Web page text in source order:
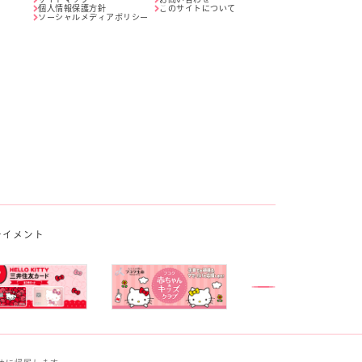
個人情報保護方針
このサイトについて
ソーシャルメディアポリシー
メント